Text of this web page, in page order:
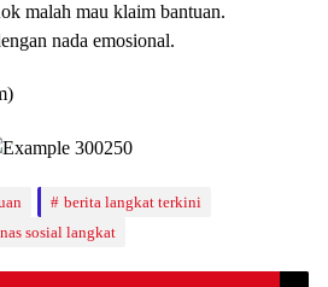
malah mau klaim bantuan.
nada emosional.
berita langkat terkini
sosial langkat